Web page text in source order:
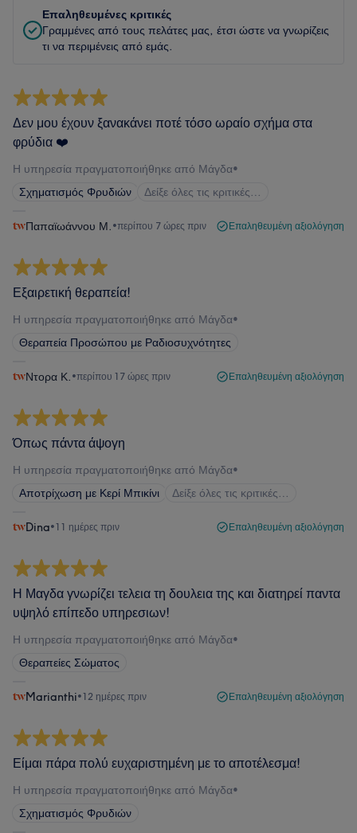
Επαληθευμένες κριτικές
Γραμμένες από τους πελάτες μας, έτσι ώστε να γνωρίζεις
τι να περιμένεις από εμάς.
Δεν μου έχουν ξανακάνει ποτέ τόσο ωραίο σχήμα στα
φρύδια ❤️
Η υπηρεσία πραγματοποιήθηκε από Μάγδα•
Σχηματισμός Φρυδιών
Δείξε όλες τις κριτικές…
Παπαϊωάννου Μ. •περίπου 7 ώρες πριν Επαληθευμένη αξιολόγηση
Εξαιρετική θεραπεία!
Η υπηρεσία πραγματοποιήθηκε από Μάγδα•
Θεραπεία Προσώπου με Ραδιοσυχνότητες
Ντορα Κ. •περίπου 17 ώρες πριν Επαληθευμένη αξιολόγηση
Όπως πάντα άψογη
Η υπηρεσία πραγματοποιήθηκε από Μάγδα•
Αποτρίχωση με Κερί Μπικίνι
Δείξε όλες τις κριτικές…
Dina•11 ημέρες πριν Επαληθευμένη αξιολόγηση
Η Μαγδα γνωρίζει τελεια τη δουλεια της και διατηρεί παντα
υψηλό επίπεδο υπηρεσιων!
Η υπηρεσία πραγματοποιήθηκε από Μάγδα•
Θεραπείες Σώματος
Marianthi•12 ημέρες πριν Επαληθευμένη αξιολόγηση
Είμαι πάρα πολύ ευχαριστημένη με το αποτέλεσμα!
Η υπηρεσία πραγματοποιήθηκε από Μάγδα•
Σχηματισμός Φρυδιών